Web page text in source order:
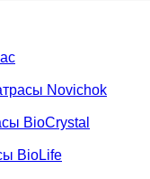
Novichok
BioCrystal
BioLife